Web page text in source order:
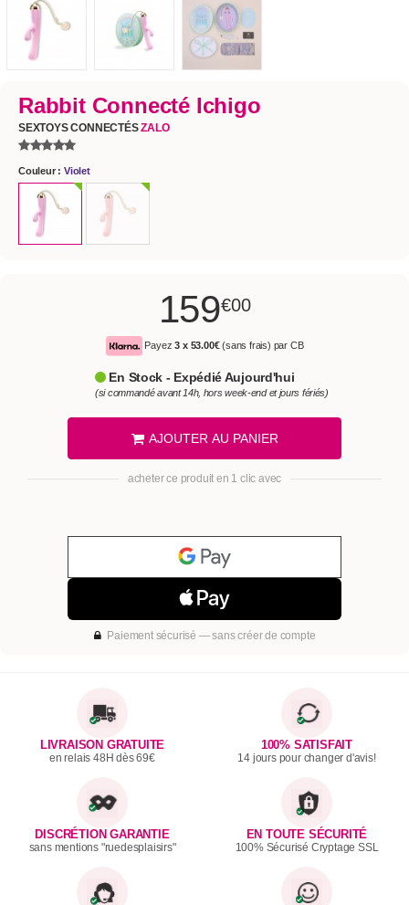
Rabbit Connecté Ichigo
SEXTOYS CONNECTÉSZALO
Couleur : Violet
159€00
Payez3 x 53.00€(sans frais) par CB
En Stock - Expédié Aujourd'hui
(si commandé avant 14h, hors week-end et jours fériés)
AJOUTER AU PANIER
acheter ce produit en 1 clic avec
Paiement sécurisé — sans créer de compte
LIVRAISON GRATUITE
en relais 48H dès 69€
100% SATISFAIT
14 jours pour changer d'avis!
DISCRÉTION GARANTIE
sans mentions "ruedesplaisirs"
EN TOUTE SÉCURITÉ
100% Sécurisé Cryptage SSL